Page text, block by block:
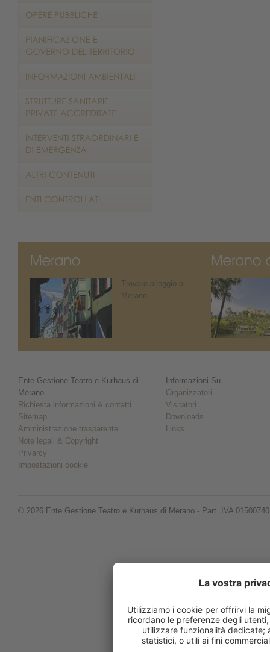
Trovare alloggio a
Merano
Ente Gestione Teatro e Kurhaus di
Merano
Richiesta informazioni & contatti
Sitemap
Amministrazione trasparente
Note legali & Copyright
Privarcy
Impostazioni cookie
Informazioni Su
Organizzatori
Visitatori
Downloads
Links
© 2026 Ente Gestione Teatro e Kurhaus di Merano - Part. IVA